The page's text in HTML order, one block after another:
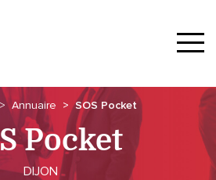
Annuaire SOS Pocket
Pocket
DIJON